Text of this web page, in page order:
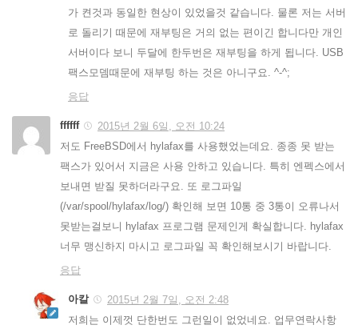
가 켠것과 동일한 현상이 있었을것 같습니다. 물론 저는 서버
로 돌리기 때문에 재부팅은 거의 없는 편이긴 합니다만 개인
서버이다 보니 두달에 한두번은 재부팅을 하게 됩니다. USB
팩스모뎀때문에 재부팅 하는 것은 아니구요. ^-^;
응답
ffffff
2015년 2월 6일, 오전 10:24
저도 FreeBSD에서 hylafax를 사용했었는데요. 종종 못 받는
팩스가 있어서 지금은 사용 안하고 있습니다. 특히 엔펙스에서
보내면 받질 못하더라구요. 또 로그파일
(/var/spool/hylafax/log/) 확인해 보면 10통 중 3통이 오류나서
못받는걸보니 hylafax 프로그램 문제인게 확실합니다. hylafax
너무 맹신하지 마시고 로그파일 꼭 확인해보시기 바랍니다.
응답
아칼
2015년 2월 7일, 오전 2:48
저희는 이제껏 단한번도 그런일이 없었네요. 업무연락사항